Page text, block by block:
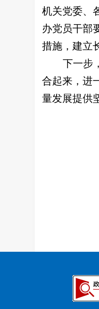
机关党委、
办党员干部
措施，建立
下一步
合起来，进
量发展提供